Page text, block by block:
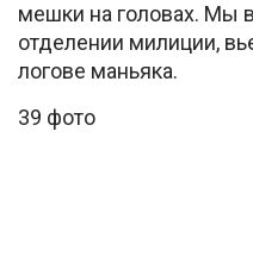
мешки на головах. Мы
отделении милиции,
логове маньяка.
39 фото